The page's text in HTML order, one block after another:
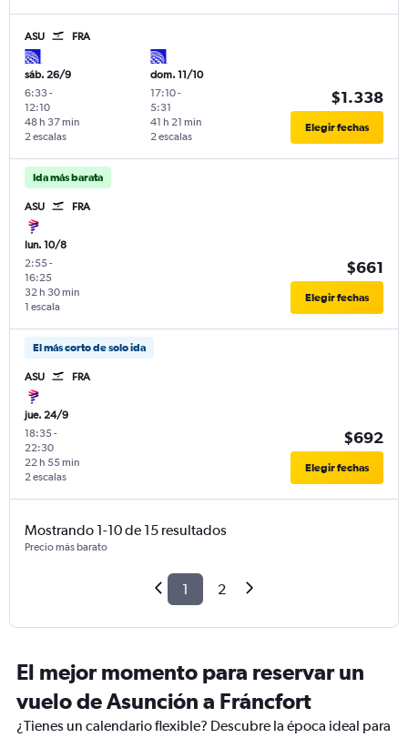
ASU FRA
sáb. 26/9
6:33-
12:10
2 escalas
48 h 37 min
dom. 11/10
17:10-
5:31
2 escalas
41 h 21 min
$1.338
Elegir fechas
Ida más barata
ASU FRA
lun. 10/8
2:55-
16:25
1 escala
32 h 30 min
$661
Elegir fechas
El más corto de solo ida
ASU FRA
jue. 24/9
18:35-
22:30
2 escalas
22 h 55 min
$692
Elegir fechas
Mostrando 1-10 de 15 resultados
Precio más barato
1 2
El mejor momento para reservar un
vuelo de Asunción a Fráncfort
¿Tienes un calendario flexible? Descubre la época ideal para